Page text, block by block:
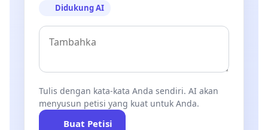
Didukung AI
Tulis dengan kata-kata Anda sendiri. AI akan
menyusun petisi yang kuat untuk Anda.
Buat Petisi